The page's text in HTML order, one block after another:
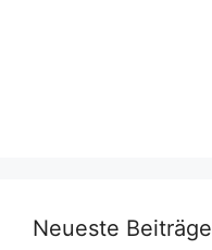
Neueste Beiträge